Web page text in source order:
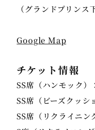
（グランドプリンス
Google Map
チケット情報
SS席（ハンモック）
SS席（ビーズクッシ
SS席（リクライニ